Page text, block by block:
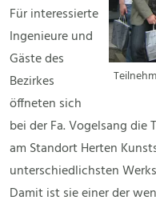
Für interessierte
Ingenieure und
Gäste des
Bezirkes
öffneten sich
bei der Fa. Vogelsang die
am Standort Herten
unterschiedlichsten
Damit ist sie einer der